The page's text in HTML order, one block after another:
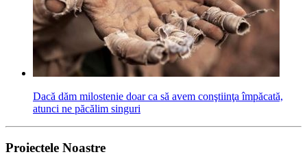
Dacă dăm milostenie doar ca să avem conştiinţa împăcată,
atunci ne păcălim singuri
Proiectele Noastre